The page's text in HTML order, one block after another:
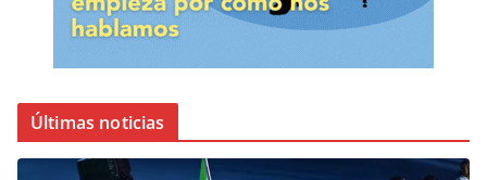
Últimas noticias